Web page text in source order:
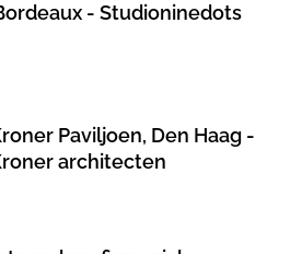
- Studioninedots
Paviljoen, Den Haag -
architecten